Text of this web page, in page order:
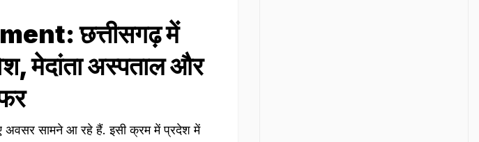
छत्तीसगढ़ में
मेदांता अस्पताल और
सामने आ रहे हैं. इसी क्रम में प्रदेश में